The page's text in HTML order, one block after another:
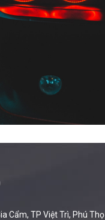
Cẩm, TP Việt Trì, Phú Thọ